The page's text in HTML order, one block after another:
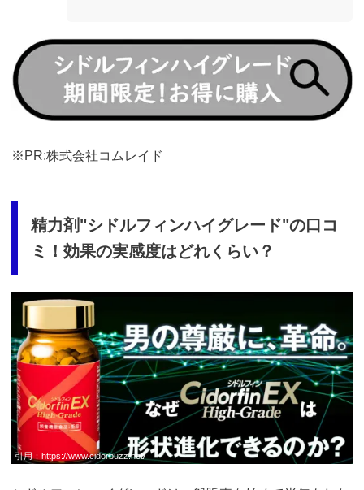
https://fam-
ad.com/ad/p/r?
_site=67781&_article=13980
※PR:株式会社コムレイド
精力剤"シドルフィンハイグレード"の口コ
ミ！効果の実感度はどれくらい？
https://fam-
ad.com/ad/p/r?
_site=67781&_article=13980
引用： https://www.cidorbuzz.net/